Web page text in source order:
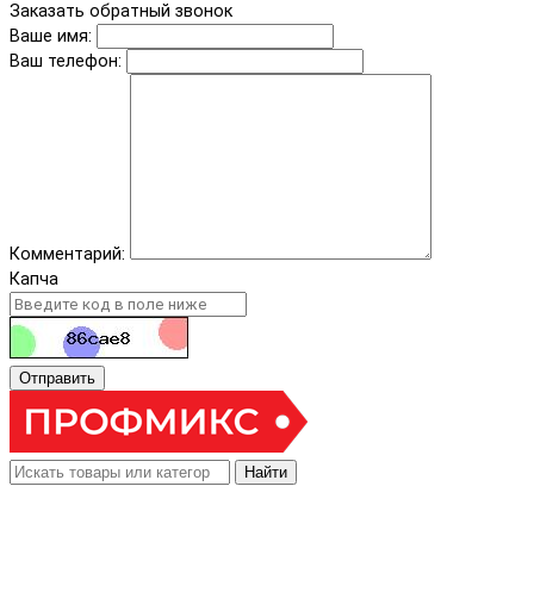
Заказать обратный звонок
Ваше имя:
Ваш телефон:
Комментарий:
Капча
Отправить
Найти